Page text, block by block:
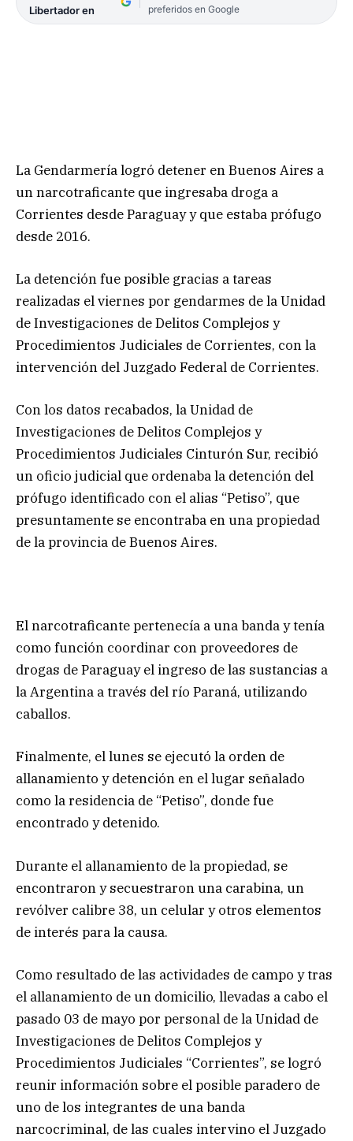
Libertador en
preferidos en Google
La Gendarmería logró detener en Buenos Aires a
un narcotraficante que ingresaba droga a
Corrientes desde Paraguay y que estaba prófugo
desde 2016.
La detención fue posible gracias a tareas
realizadas el viernes por gendarmes de la Unidad
de Investigaciones de Delitos Complejos y
Procedimientos Judiciales de Corrientes, con la
intervención del Juzgado Federal de Corrientes.
Con los datos recabados, la Unidad de
Investigaciones de Delitos Complejos y
Procedimientos Judiciales Cinturón Sur, recibió
un oficio judicial que ordenaba la detención del
prófugo identificado con el alias “Petiso”, que
presuntamente se encontraba en una propiedad
de la provincia de Buenos Aires.
El narcotraficante pertenecía a una banda y tenía
como función coordinar con proveedores de
drogas de Paraguay el ingreso de las sustancias a
la Argentina a través del río Paraná, utilizando
caballos.
Finalmente, el lunes se ejecutó la orden de
allanamiento y detención en el lugar señalado
como la residencia de “Petiso”, donde fue
encontrado y detenido.
Durante el allanamiento de la propiedad, se
encontraron y secuestraron una carabina, un
revólver calibre 38, un celular y otros elementos
de interés para la causa.
Como resultado de las actividades de campo y tras
el allanamiento de un domicilio, llevadas a cabo el
pasado 03 de mayo por personal de la Unidad de
Investigaciones de Delitos Complejos y
Procedimientos Judiciales “Corrientes”, se logró
reunir información sobre el posible paradero de
uno de los integrantes de una banda
narcocriminal, de las cuales intervino el Juzgado